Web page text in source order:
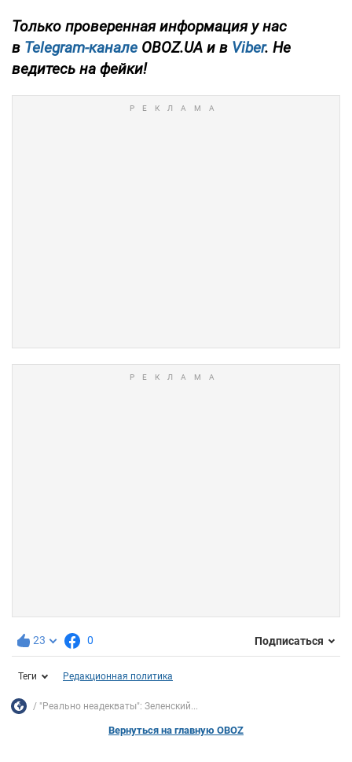
Только проверенная информация у нас
в Telegram-канале OBOZ.UA и в Viber. Не
ведитесь на фейки!
23 0 Подписаться
Теги Редакционная политика
"Реально неадекваты": Зеленский...
Вернуться на главную OBOZ